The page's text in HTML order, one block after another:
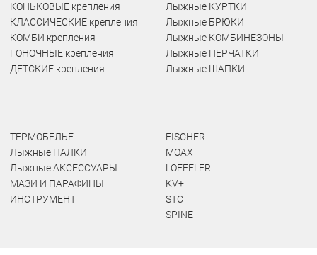
КОНЬКОВЫЕ крепления
КЛАССИЧЕСКИЕ крепления
КОМБИ крепления
ГОНОЧНЫЕ крепления
ДЕТСКИЕ крепления
Лыжные КУРТКИ
Лыжные БРЮКИ
Лыжные КОМБИНЕЗОНЫ
Лыжные ПЕРЧАТКИ
Лыжные ШАПКИ
ТЕРМОБЕЛЬЕ
Лыжные ПАЛКИ
Лыжные АКСЕССУАРЫ
МАЗИ И ПАРАФИНЫ
ИНСТРУМЕНТ
FISCHER
MOAX
LOEFFLER
KV+
STC
SPINE